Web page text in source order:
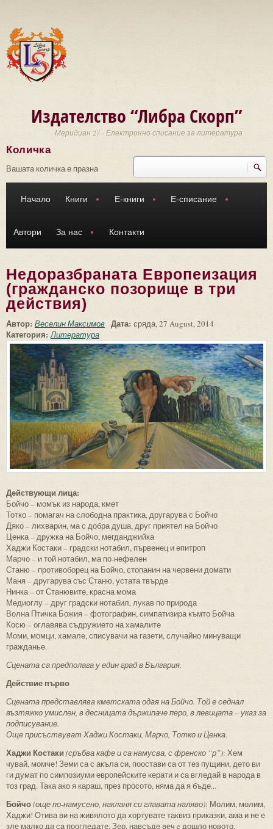
Издателство “Либра Скорп”
Меридиан 27 - Електронно списание за литература
Търси
Количка
Вашата количка е празна
Начало Книги Е-книги Е-списание
Автори За нас Контакти
Недоразбраната Европеизация
(гражданско позорище в три
действия)
Автор: Веселин Максимов Дата: сряда, 27 August, 2014
Категория:Литература
Действующи лица:
Бойчо – момък из народа, кмет
Тотко – помагач на слободна практика, другарува с Бойчо
Дяко – лихварин, ма с добра душа, друг приятел на Бойчо
Ценка – дружка на Бойчо, мегданджийка
Хаджи Костаки – градски нотабил, първенец и епитроп
Марчо – и той нотабил, ма по-нефелен
Станю – противоборец на Бойчо, стопанин на червени домати
Маня – другарува със Станю, устата твърде
Нинка – от Станювите, красна мома
Медиоглу – друг градски нотабил, лукав по природа
Волна Птичка Божия – фотографин, симпатизира къмто Бойча
Косю – оглавява съдружието на хамалите
Моми, момци, хамале, списувачи на газети, случайно минуващи
гражданье.
Сцената са предполага у един град в България.
Действие първо
Сцената представлява кметската одая на Бойчо. Той е седнал
възтяжко умислен, в десницата държипаче перо, в левицата – указ за
подписувание.
Още присъствуват Хаджи Костаки, Марчо, Тотко и Ценка.
Хаджи Костаки (сръбва кафе и са намусва, с френско “р”): Хем
чувай, момче! Земи са с акъла си, поостави са от тез пущини, дето ви
ги думат по симпозиуми европейските керати и са вгледай в народа в
тоз град. Така ако я караш, през просото, няма да я бъде...
Бойчо(още по-намусено, накланя си главата наляво): Молим, молим,
Хаджи! Отива ви на живялото да хортувате таквиз приказки, ама и не е
зле малко да са поогледате. Зер, навсъде веч e дошло новото.